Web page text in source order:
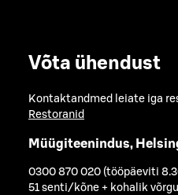
Võta ühendust
Kontaktandmed leiate iga
Restoranid
Müügiteenindus,
0300 870 020 (tööpäeviti
51 senti/kõne + kohalik